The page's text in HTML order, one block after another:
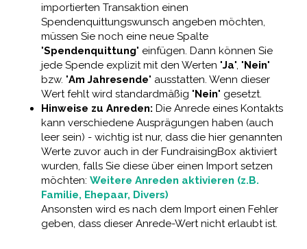
importierten Transaktion einen
Spendenquittungswunsch angeben möchten,
müssen Sie noch eine neue Spalte
"Spendenquittung" einfügen. Dann können Sie
jede Spende explizit mit den Werten "Ja", "Nein"
bzw. "Am Jahresende" ausstatten. Wenn dieser
Wert fehlt wird standardmäßig "Nein" gesetzt.
Hinweise zu Anreden: Die Anrede eines Kontakts
kann verschiedene Ausprägungen haben (auch
leer sein) - wichtig ist nur, dass die hier genannten
Werte zuvor auch in der FundraisingBox aktiviert
wurden, falls Sie diese über einen Import setzen
möchten: Weitere Anreden aktivieren (z.B.
Familie, Ehepaar, Divers)
Ansonsten wird es nach dem Import einen Fehler
geben, dass dieser Anrede-Wert nicht erlaubt ist.